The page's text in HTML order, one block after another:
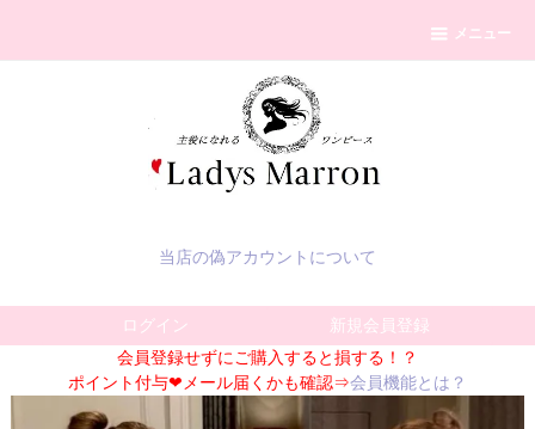
メニュー
当店の偽アカウントについて
ログイン
新規会員登録
会員登録せずにご購入すると損する！？
ポイント付与❤メール届くかも確認⇒会員機能とは？